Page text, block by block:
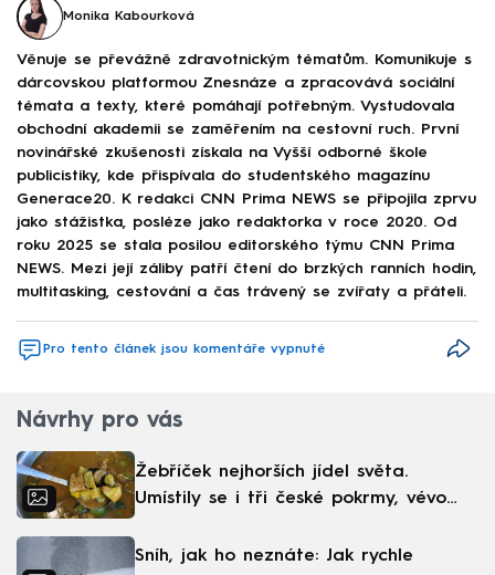
Monika Kabourková
Věnuje se převážně zdravotnickým tématům. Komunikuje s
dárcovskou platformou Znesnáze a zpracovává sociální
témata a texty, které pomáhají potřebným. Vystudovala
obchodní akademii se zaměřením na cestovní ruch. První
novinářské zkušenosti získala na Vyšší odborné škole
publicistiky, kde přispívala do studentského magazínu
Generace20. K redakci CNN Prima NEWS se připojila zprvu
jako stážistka, posléze jako redaktorka v roce 2020. Od
roku 2025 se stala posilou editorského týmu CNN Prima
NEWS. Mezi její záliby patří čtení do brzkých ranních hodin,
multitasking, cestování a čas trávený se zvířaty a přáteli.
Pro tento článek jsou komentáře vypnuté
Návrhy pro vás
Žebříček nejhorších jídel světa.
Umístily se i tři české pokrmy, vévodí
Sníh, jak ho neznáte: Jak rychle